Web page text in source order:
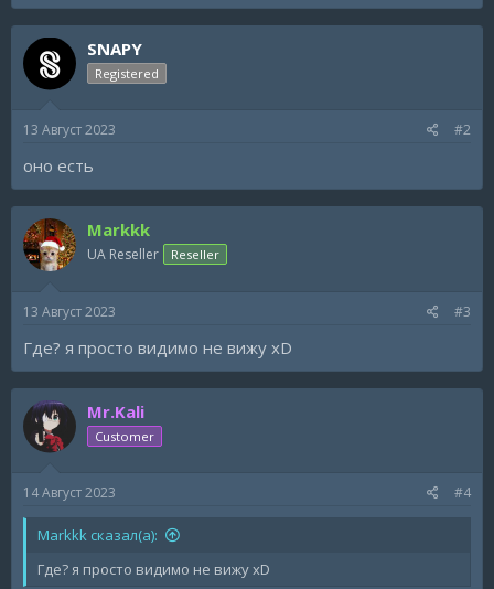
SNAPY
Registered
13 Август 2023 #2
оно есть
Markkk
UA Reseller Reseller
13 Август 2023 #3
Где? я просто видимо не вижу xD
Mr.Kali
Customer
14 Август 2023 #4
Markkk сказал(а):
Где? я просто видимо не вижу xD